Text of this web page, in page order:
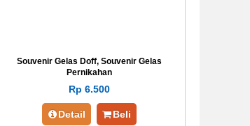
Souvenir Gelas Doff, Souvenir Gelas
Pernikahan
Rp 6.500
Detail Beli